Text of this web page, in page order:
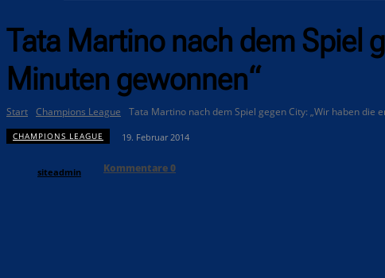
Tata Martino nach dem Spiel
Minuten gewonnen“
Start Champions League Tata Martino nach dem Spiel gegen City: „Wir haben die
CHAMPIONS LEAGUE 19. Februar 2014
siteadmin Kommentare0